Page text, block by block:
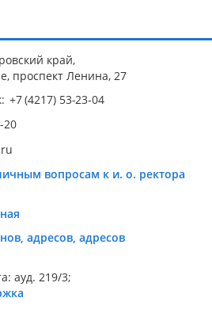
край,
проспект Ленина, 27
вопросам к и. о. ректора
адресов, адресов
ауд. 219/3;